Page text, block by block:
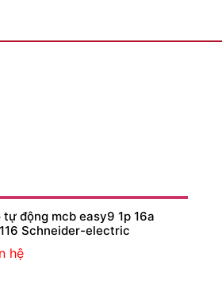
tự động mcb easy9 1p 16a
Schneider-electric
hệ